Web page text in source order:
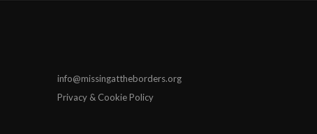
info@missingattheborders.org
Privacy & Cookie Policy